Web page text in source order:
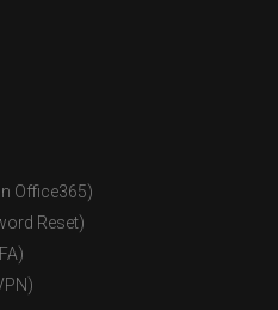
Office365)
Reset)